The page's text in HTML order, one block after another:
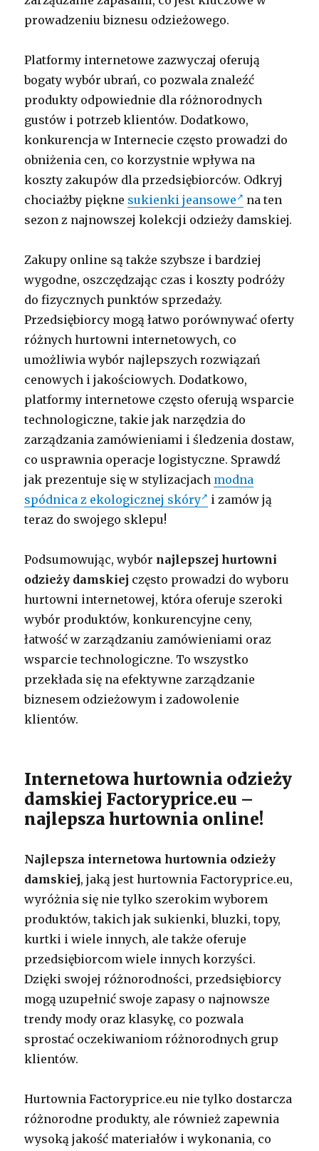
prowadzeniu biznesu odzieżowego.
Platformy internetowe zazwyczaj oferują
bogaty wybór ubrań, co pozwala znaleźć
produkty odpowiednie dla różnorodnych
gustów i potrzeb klientów. Dodatkowo,
konkurencja w Internecie często prowadzi do
obniżenia cen, co korzystnie wpływa na
koszty zakupów dla przedsiębiorców. Odkryj
chociażby piękne sukienki jeansowe
na ten
sezon z najnowszej kolekcji odzieży damskiej.
Zakupy online są także szybsze i bardziej
wygodne, oszczędzając czas i koszty podróży
do fizycznych punktów sprzedaży.
Przedsiębiorcy mogą łatwo porównywać oferty
różnych hurtowni internetowych, co
umożliwia wybór najlepszych rozwiązań
cenowych i jakościowych. Dodatkowo,
platformy internetowe często oferują wsparcie
technologiczne, takie jak narzędzia do
zarządzania zamówieniami i śledzenia dostaw,
co usprawnia operacje logistyczne. Sprawdź
jak prezentuje się w stylizacjach modna
spódnica z ekologicznej skóry
i zamów ją
teraz do swojego sklepu!
Podsumowując, wybór najlepszej hurtowni
odzieży damskiej często prowadzi do wyboru
hurtowni internetowej, która oferuje szeroki
wybór produktów, konkurencyjne ceny,
łatwość w zarządzaniu zamówieniami oraz
wsparcie technologiczne. To wszystko
przekłada się na efektywne zarządzanie
biznesem odzieżowym i zadowolenie
klientów.
Internetowa hurtownia odzieży
damskiej Factoryprice.eu –
najlepsza hurtownia online!
Najlepsza internetowa hurtownia odzieży
damskiej, jaką jest hurtownia Factoryprice.eu,
wyróżnia się nie tylko szerokim wyborem
produktów, takich jak sukienki, bluzki, topy,
kurtki i wiele innych, ale także oferuje
przedsiębiorcom wiele innych korzyści.
Dzięki swojej różnorodności, przedsiębiorcy
mogą uzupełnić swoje zapasy o najnowsze
trendy mody oraz klasykę, co pozwala
sprostać oczekiwaniom różnorodnych grup
klientów.
Hurtownia Factoryprice.eu nie tylko dostarcza
różnorodne produkty, ale również zapewnia
wysoką jakość materiałów i wykonania, co